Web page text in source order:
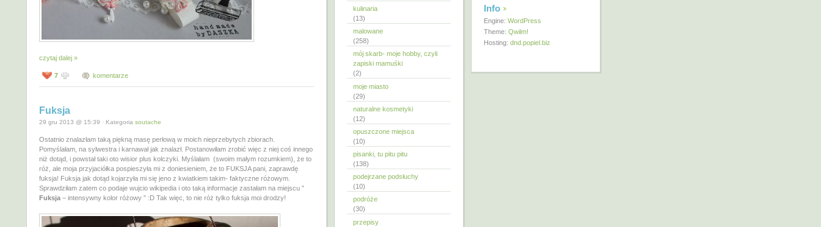
czytaj dalej »
7 komentarze
Fuksja
29 gru 2013 @ 15:39 · Kategoria soutache
Ostatnio znalazłam taką piękną masę perłową w moich nieprzebytych zbiorach.
Pomyślałam, na sylwestra i karnawał jak znalazł. Postanowiłam zrobić więc z niej coś innego
niż dotąd, i powstał taki oto wisior plus kolczyki. Myślałam (swoim małym rozumkiem), że to
róż, ale moja przyjaciółka pospieszyła mi z doniesieniem, że to FUKSJA pani, zaprawdę
fuksja! Fuksja jak dotąd kojarzyła mi się jeno z kwiatkiem takim- faktyczne różowym.
Sprawdziłam zatem co podaje wujcio wikipedia i oto taką informacje zastałam na miejscu ”
Fuksja – intensywny kolor różowy ” :D Tak więc, to nie róż tylko fuksja moi drodzy!
kulinaria
(13)
malowane
(258)
mój skarb- moje hobby, czyli
zapiski mamuśki
(2)
moje miasto
(29)
naturalne kosmetyki
(12)
opuszczone miejsca
(10)
pisanki, tu pitu pitu
(138)
podejrzane podsłuchy
(10)
podróże
(30)
przepisy
Info
Engine: WordPress
Theme: Qwilm!
Hosting: dnd.popiel.biz